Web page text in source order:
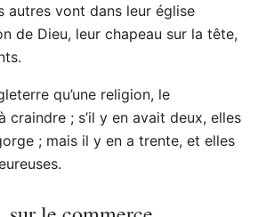
autres vont dans leur église
de Dieu, leur chapeau sur la tête,
qu’une religion, le
craindre ; s’il y en avait deux, elles
; mais il y en a trente, et elles